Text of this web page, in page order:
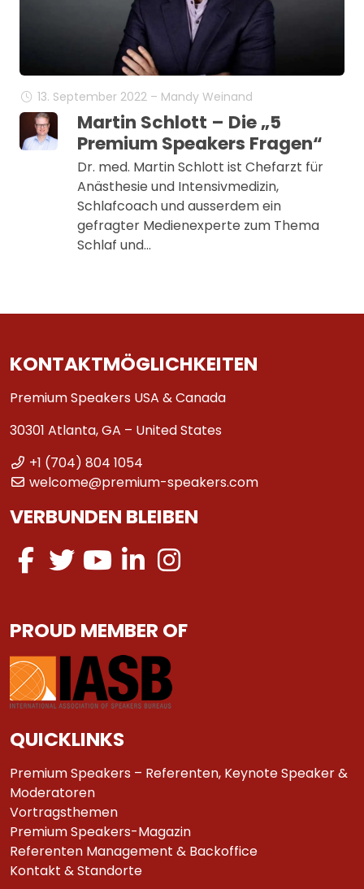
13. September 2022 – Mandy Weinand
Martin Schlott – Die „5
Premium Speakers Fragen“
Dr. med. Martin Schlott ist Chefarzt für
Anästhesie und Intensivmedizin,
Schlafcoach und ausserdem ein
gefragter Medienexperte zum Thema
Schlaf und…
KONTAKTMÖGLICHKEITEN
Premium Speakers USA & Canada
30301 Atlanta, GA – United States
+1 (704) 804 1054
welcome@premium-speakers.com
VERBUNDEN BLEIBEN
PROUD MEMBER OF
QUICKLINKS
Premium Speakers – Referenten, Keynote Speaker &
Moderatoren
Vortragsthemen
Premium Speakers-Magazin
Referenten Management & Backoffice
Kontakt & Standorte